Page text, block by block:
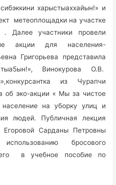
харыстыаххайын!» и
метеоплощадки на участке
. Далее участники провели
акции для населения-
Григорьева представила
Винокурова О.В.
из Чурапчи
об эко-акции « Мы за чистое
на уборку улиц и
людей. Публичная лекция
Егоровой Сарданы Петровны
бросового
его в учебное пособие по